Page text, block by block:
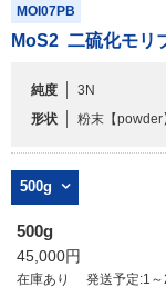
MOI07PB
MoS2 二硫化モリ
純度
3N
形状
粉末 【powder
500g
500g
45,000円
在庫あり 発送予定:1～